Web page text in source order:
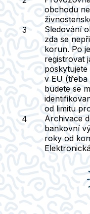
obchodu
Sledování
zda se
korun. Po
registrovat
v EU
budete se
od limitu
Archivace
bankovní
roky od